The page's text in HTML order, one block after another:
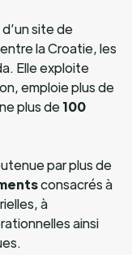
site de
la Croatie, les
Elle exploite
emploie plus de
plus de100
par plus de
consacrés à
à
ainsi